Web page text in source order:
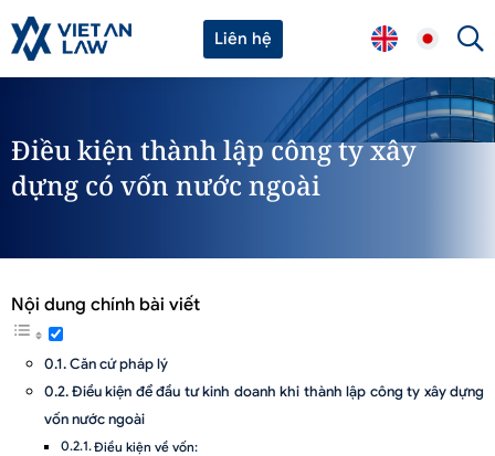
Liên hệ
Điều kiện thành lập công ty xây
dựng có vốn nước ngoài
Nội dung chính bài viết
Căn cứ pháp lý
Điều kiện để đầu tư kinh doanh khi thành lập công ty xây dựng
vốn nước ngoài
Điều kiện về vốn: